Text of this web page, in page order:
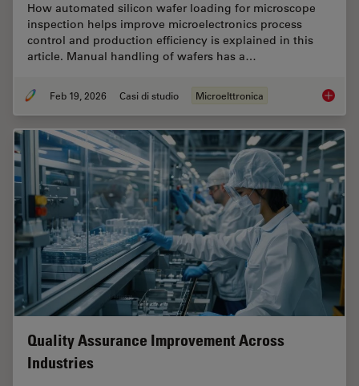
How automated silicon wafer loading for microscope
inspection helps improve microelectronics process
control and production efficiency is explained in this
article. Manual handling of wafers has a…
Feb 19, 2026 Casi di studio Microelttronica Safe
Quality Assurance Improvement Across
Industries